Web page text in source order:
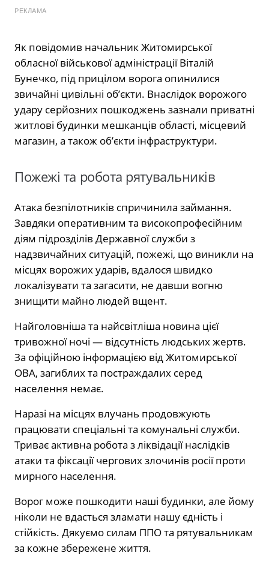
РЕКЛАМА
Як повідомив начальник Житомирської
обласної військової адміністрації Віталій
Бунечко, під прицілом ворога опинилися
звичайні цивільні об’єкти. Внаслідок ворожого
удару серйозних пошкоджень зазнали приватні
житлові будинки мешканців області, місцевий
магазин, а також об’єкти інфраструктури.
Пожежі та робота рятувальників
Атака безпілотників спричинила займання.
Завдяки оперативним та високопрофесійним
діям підрозділів Державної служби з
надзвичайних ситуацій, пожежі, що виникли на
місцях ворожих ударів, вдалося швидко
локалізувати та загасити, не давши вогню
знищити майно людей вщент.
Найголовніша та найсвітліша новина цієї
тривожної ночі — відсутність людських жертв.
За офіційною інформацією від Житомирської
ОВА, загиблих та постраждалих серед
населення немає.
Наразі на місцях влучань продовжують
працювати спеціальні та комунальні служби.
Триває активна робота з ліквідації наслідків
атаки та фіксації чергових злочинів росії проти
мирного населення.
Ворог може пошкодити наші будинки, але йому
ніколи не вдасться зламати нашу єдність і
стійкість. Дякуємо силам ППО та рятувальникам
за кожне збережене життя.